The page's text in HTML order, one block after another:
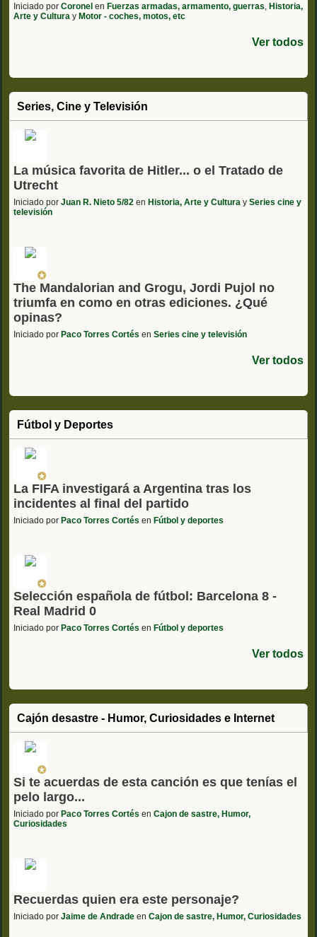
Iniciado por Coronel en Fuerzas armadas, armamento, guerras Historia,
Arte y Cultura y Motor - coches, motos, etc
Ver todos
Series, Cine y Televisión
La música favorita de Hitler... o el Tratado de
Utrecht
Iniciado por Juan R. Nieto 5/82 en Historia, Arte y Cultura y Series cine y
televisión
The Mandalorian and Grogu, Jordi Pujol no
triumfa en como en otras ediciones. ¿Qué
opinas?
Iniciado por Paco Torres Cortés en Series cine y televisión
Ver todos
Fútbol y Deportes
La FIFA investigará a Argentina tras los
incidentes al final del partido
Iniciado por Paco Torres Cortés en Fútbol y deportes
Selección española de fútbol: Barcelona 8 -
Real Madrid 0
Iniciado por Paco Torres Cortés en Fútbol y deportes
Ver todos
Cajón desastre - Humor, Curiosidades e Internet
Si te acuerdas de esta canción es que tenías el
pelo largo...
Iniciado por Paco Torres Cortés en Cajon de sastre, Humor,
Curiosidades
Recuerdas quien era este personaje?
Iniciado por Jaime de Andrade en Cajon de sastre, Humor, Curiosidades